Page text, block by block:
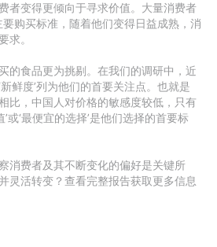
新零售茶会
战略合作
产品场景库
者变得更倾向于寻求价值。大量消费者
要购买标准，随着他们变得日益成熟，消
求。
的食品更为挑剔。在我们的调研中，近
鲜度’列为他们的首要关注点。也就是
比，中国人对价格的敏感度较低，只有
或‘最便宜的选择’是他们选择的首要标
消费者及其不断变化的偏好是关键所
灵活转变？查看完整报告获取更多信息